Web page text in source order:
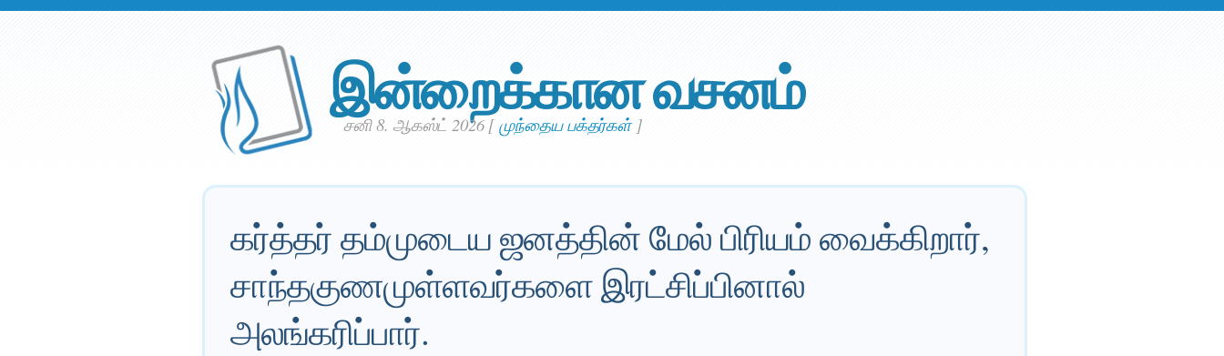
இன்றைக்கான வசனம்
சனி 8. ஆகஸ்ட் 2026[முந்தைய பக்தர்கள்]
கர்த்தர் தம்முடைய ஜனத்தின் மேல் பிரியம் வைக்கிறார்,
சாந்தகுணமுள்ளவர்களை இரட்சிப்பினால்
அலங்கரிப்பார்.